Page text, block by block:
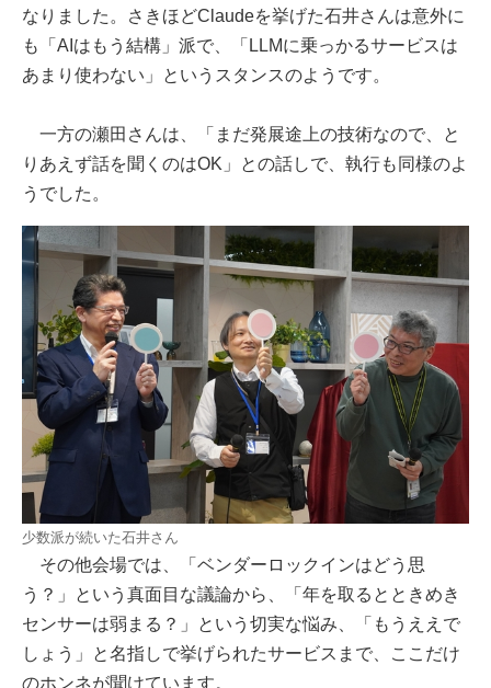
なりました。さきほどClaudeを挙げた石井さんは意外に
も「AIはもう結構」派で、「LLMに乗っかるサービスは
あまり使わない」というスタンスのようです。
一方の瀬田さんは、「まだ発展途上の技術なので、と
りあえず話を聞くのはOK」との話しで、執行も同様のよ
うでした。
少数派が続いた石井さん
その他会場では、「ベンダーロックインはどう思
う？」という真面目な議論から、「年を取るとときめき
センサーは弱まる？」という切実な悩み、「もうええで
しょう」と名指しで挙げられたサービスまで、ここだけ
のホンネが聞けています。